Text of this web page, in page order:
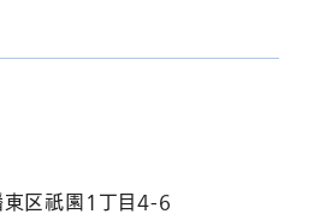
区祇園1丁目4-6